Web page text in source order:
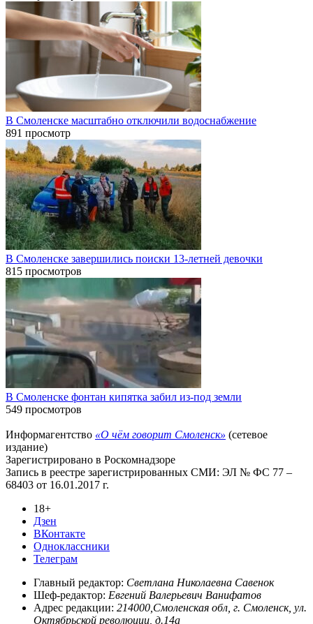
В Смоленске масштабно отключили водоснабжение
891 просмотр
В Смоленске завершились поиски 13-летней девочки
815 просмотров
В Смоленске фонтан кипятка забил из-под земли
549 просмотров
Информагентство «О чём говорит Смоленск» (сетевое
издание)
Зарегистрировано в Роскомнадзоре
Запись в реестре зарегистрированных СМИ: ЭЛ № ФС 77 –
68403 от 16.01.2017 г.
18+
Дзен
ВКонтакте
Одноклассники
Телеграм
Главный редактор: Светлана Николаевна Савенок
Шеф-редактор: Евгений Валерьевич Ванифатов
Адрес редакции: 214000,Смоленская обл, г. Смоленск, ул.
Октябрьской революции, д.14а